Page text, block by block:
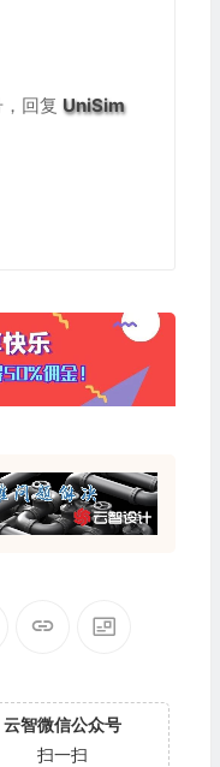
回复 UniSim
云智微信公众号
扫一扫